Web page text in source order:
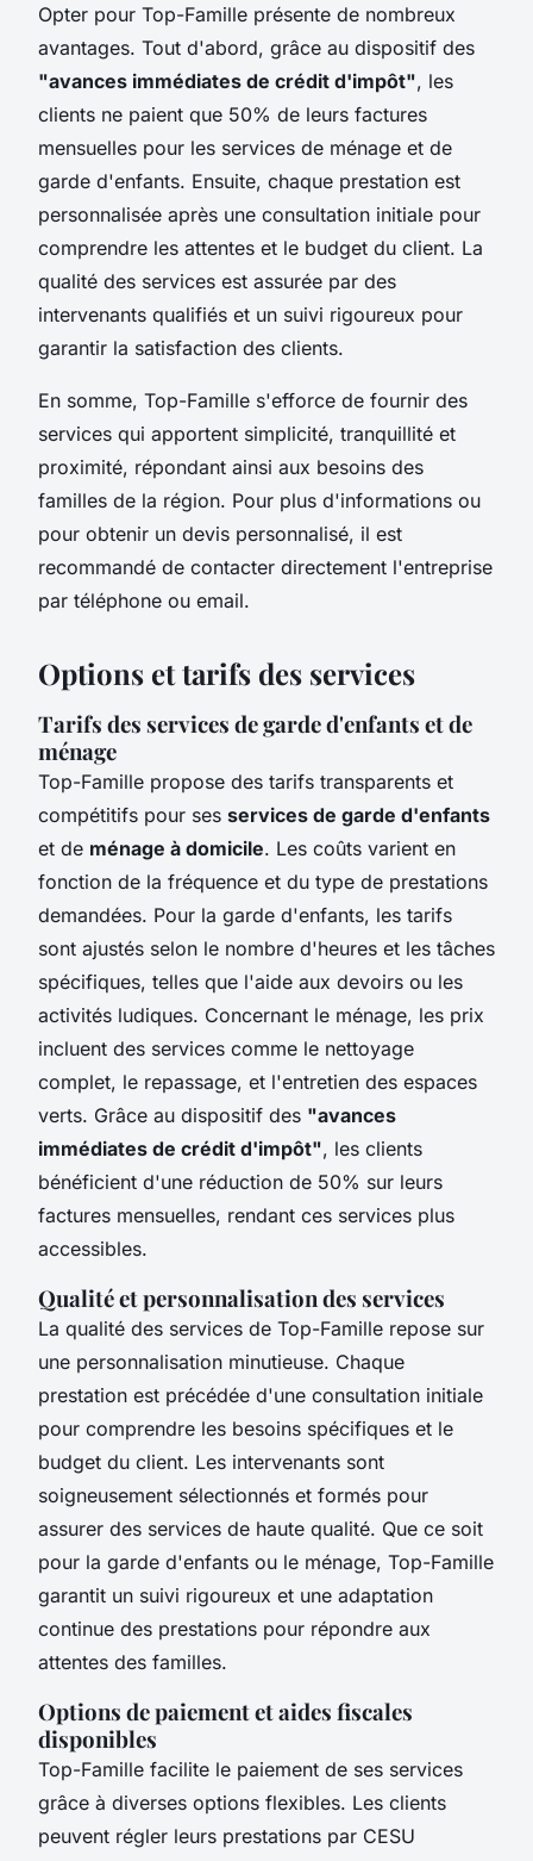
Opter pour Top-Famille présente de nombreux
avantages. Tout d'abord, grâce au dispositif des
"avances immédiates de crédit d'impôt", les
clients ne paient que 50% de leurs factures
mensuelles pour les services de ménage et de
garde d'enfants. Ensuite, chaque prestation est
personnalisée après une consultation initiale pour
comprendre les attentes et le budget du client. La
qualité des services est assurée par des
intervenants qualifiés et un suivi rigoureux pour
garantir la satisfaction des clients.
En somme, Top-Famille s'efforce de fournir des
services qui apportent simplicité, tranquillité et
proximité, répondant ainsi aux besoins des
familles de la région. Pour plus d'informations ou
pour obtenir un devis personnalisé, il est
recommandé de contacter directement l'entreprise
par téléphone ou email.
Options et tarifs des services
Tarifs des services de garde d'enfants et de
ménage
Top-Famille propose des tarifs transparents et
compétitifs pour ses services de garde d'enfants
et de ménage à domicile. Les coûts varient en
fonction de la fréquence et du type de prestations
demandées. Pour la garde d'enfants, les tarifs
sont ajustés selon le nombre d'heures et les tâches
spécifiques, telles que l'aide aux devoirs ou les
activités ludiques. Concernant le ménage, les prix
incluent des services comme le nettoyage
complet, le repassage, et l'entretien des espaces
verts. Grâce au dispositif des "avances
immédiates de crédit d'impôt", les clients
bénéficient d'une réduction de 50% sur leurs
factures mensuelles, rendant ces services plus
accessibles.
Qualité et personnalisation des services
La qualité des services de Top-Famille repose sur
une personnalisation minutieuse. Chaque
prestation est précédée d'une consultation initiale
pour comprendre les besoins spécifiques et le
budget du client. Les intervenants sont
soigneusement sélectionnés et formés pour
assurer des services de haute qualité. Que ce soit
pour la garde d'enfants ou le ménage, Top-Famille
garantit un suivi rigoureux et une adaptation
continue des prestations pour répondre aux
attentes des familles.
Options de paiement et aides fiscales
disponibles
Top-Famille facilite le paiement de ses services
grâce à diverses options flexibles. Les clients
peuvent régler leurs prestations par CESU